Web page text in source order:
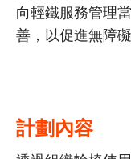
向輕鐵服務管理
善，以促進無障
計劃內容